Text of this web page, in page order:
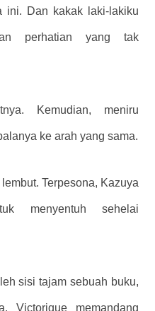
ini. Dan kakak laki-lakiku
perhatian yang tak
Kemudian, meniru
ke arah yang sama.
Terpesona, Kazuya
menyentuh sehelai
sisi tajam sebuah buku,
Victorique memandang